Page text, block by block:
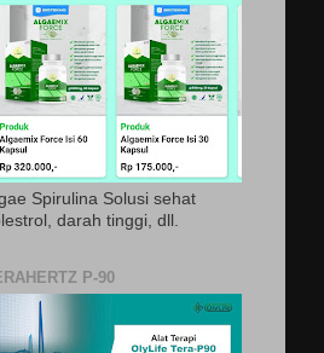
Spirulina Solusi sehat
darah tinggi, dll.
P-90